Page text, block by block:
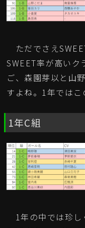
ただでさえ
SWEET率が高いク
ご、森園芽以と山
すよね。1年ではこ
1年C組
1年の中では珍し